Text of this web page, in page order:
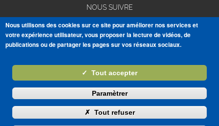
NOUS SUIVRE
VOIR TOUTES NOS PUBLICATIONS
S'ABONNER À LA NEWSLETTER
Mentions légales Crédits
Nous utilisons des cookies sur ce site pour améliorer nos services et
votre expérience utilisateur, vous proposer la lecture de vidéos, de
publications ou de partager les pages sur vos réseaux sociaux.
✓ Tout accepter
Paramètrer
✗ Tout refuser
Masquer